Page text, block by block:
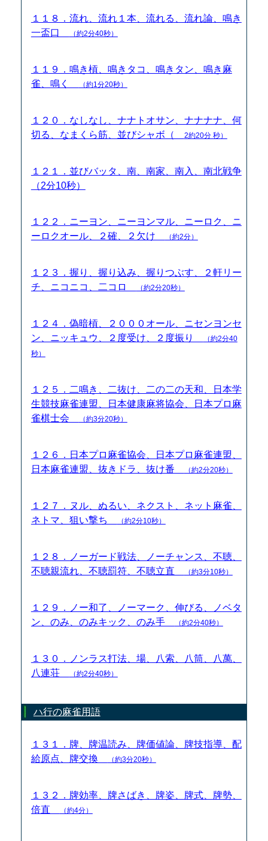
１１８．流れ、流れ１本、流れる、流れ論、鳴き
一盃口
（約2分40秒）
１１９．鳴き槓、鳴きタコ、鳴きタン、鳴き麻
雀、鳴く
（約1分20秒）
１２０．なしなし、ナナトオサン、ナナナナ、何
切る、なまくら筋、並びシャボ（
2約20分 秒）
１２１．並びバッタ、南、南家、南入、南北戦争
（2分10秒）
１２２．ニーヨン、ニーヨンマル、ニーロク、ニ
ーロクオール、２確、２欠け
（約2分）
１２３．握り、握り込み、握りつぶす、２軒リー
チ、ニコニコ、二コロ
（約2分20秒）
１２４．偽暗槓、２０００オール、ニセンヨンセ
ン、ニッキュウ、２度受け、２度振り
（約2分40
秒）
１２５．二鳴き、二抜け、二の二の天和、日本学
生競技麻雀連盟、日本健康麻将協会、日本プロ麻
雀棋士会
（約3分20秒）
１２６．日本プロ麻雀協会、日本プロ麻雀連盟、
日本麻雀連盟、抜きドラ、抜け番
（約2分20秒）
１２７．ヌル、ぬるい、ネクスト、ネット麻雀、
ネトマ、狙い撃ち
（約2分10秒）
１２８．ノーガード戦法、ノーチャンス、不聴、
不聴親流れ、不聴罰符、不聴立直
（約3分10秒）
１２９．ノー和了、ノーマーク、伸びる、ノベタ
ン、のみ、のみキック、のみ手
（約2分40秒）
１３０．ノンラス打法、場、八索、八筒、八萬、
八連荘
（約2分40秒）
ハ行の麻雀用語
１３１．牌、牌温読み、牌価値論、牌技指導、配
給原点、牌交換
（約3分20秒）
１３２．牌効率、牌さばき、牌姿、牌式、牌勢、
倍直
（約4分）